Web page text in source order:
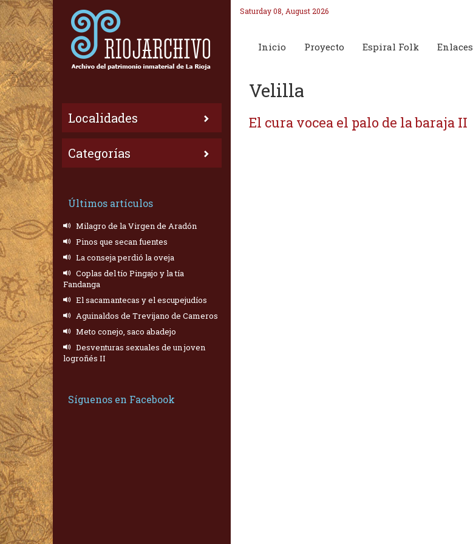
Localidades
Categorías
Últimos artículos
Milagro de la Virgen de Aradón
Pinos que secan fuentes
La conseja perdió la oveja
Coplas del tío Pingajo y la tía
Fandanga
El sacamantecas y el escupejudíos
Aguinaldos de Trevijano de Cameros
Meto conejo, saco abadejo
Desventuras sexuales de un joven
logroñés II
Síguenos en Facebook
Saturday 08, August 2026
Inicio Proyecto Espiral Folk Enlaces
Velilla
El cura vocea el palo de la baraja II